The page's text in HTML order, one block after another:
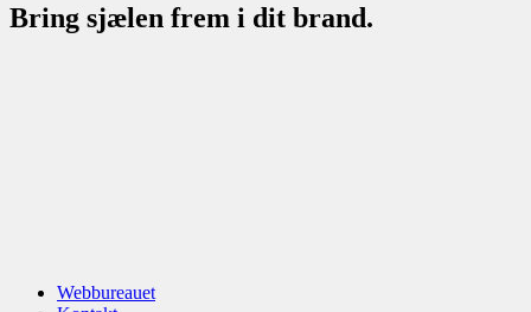
Bring sjælen frem i dit brand.
Webbureauet